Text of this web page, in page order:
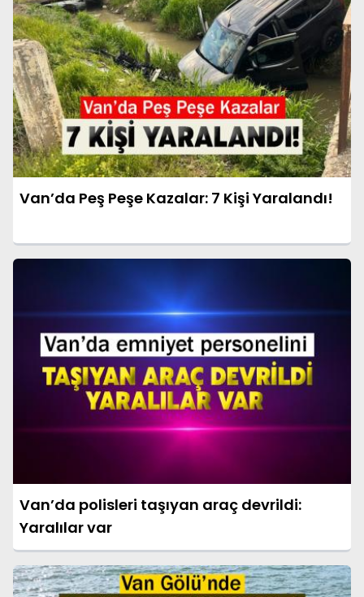
Van’da Peş Peşe Kazalar: 7 Kişi Yaralandı!
Van’da polisleri taşıyan araç devrildi:
Yaralılar var